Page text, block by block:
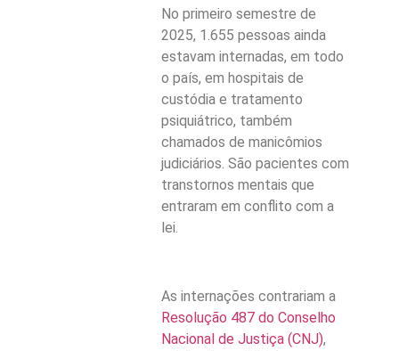
No primeiro semestre de
2025, 1.655 pessoas ainda
estavam internadas, em todo
o país, em hospitais de
custódia e tratamento
psiquiátrico, também
chamados de manicômios
judiciários. São pacientes com
transtornos mentais que
entraram em conflito com a
lei.
As internações contrariam a
Resolução 487 do Conselho
Nacional de Justiça (CNJ),